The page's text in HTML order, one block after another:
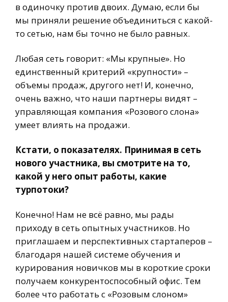
в одиночку против двоих. Думаю, если бы
мы приняли решение объединиться с какой-
то сетью, нам бы точно не было равных.
Любая сеть говорит: «Мы крупные». Но
единственный критерий «крупности» –
объемы продаж, другого нет! И, конечно,
очень важно, что наши партнеры видят –
управляющая компания «Розового слона»
умеет влиять на продажи.
Кстати, о показателях. Принимая в сеть
нового участника, вы смотрите на то,
какой у него опыт работы, какие
турпотоки?
Конечно! Нам не всё равно, мы рады
приходу в сеть опытных участников. Но
приглашаем и перспективных стартаперов –
благодаря нашей системе обучения и
курирования новичков мы в короткие сроки
получаем конкурентоспособный офис. Тем
более что работать с «Розовым слоном»